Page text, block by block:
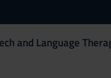
and Language